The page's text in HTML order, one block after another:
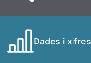
Dades i xifres